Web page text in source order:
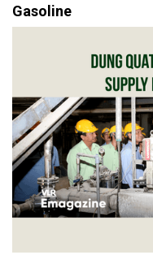
Gasoline